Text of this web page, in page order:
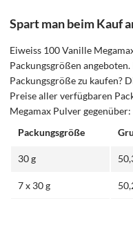
Spart man beim Kauf
Eiweiss 100 Vanille
Packungsgrößen
Packungsgröße zu kaufen?
Preise aller verfügbaren
Megamax Pulver gegenüber:
Packungsgröße
30 g
7 x 30 g